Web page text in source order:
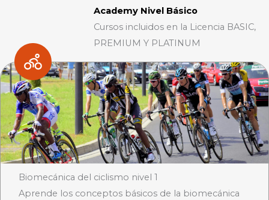
Academy Nivel Básico
Cursos incluidos en la Licencia BASIC,
PREMIUM Y PLATINUM
Biomecánica del ciclismo nivel 1
Aprende los conceptos básicos de la biomecánica